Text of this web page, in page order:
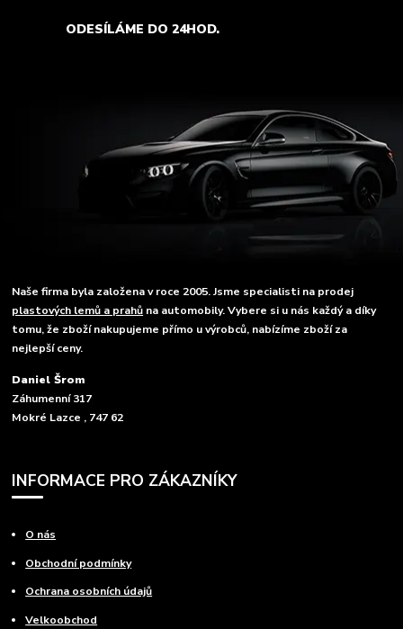
ODESÍLÁME DO 24HOD.
Naše firma byla založena v roce 2005. Jsme specialisti na prodej
plastových lemů a prahů na automobily. Vybere si u nás každý a díky
tomu, že zboží nakupujeme přímo u výrobců, nabízíme zboží za
nejlepší ceny.
Daniel Šrom
Záhumenní 317
Mokré Lazce , 747 62
INFORMACE PRO ZÁKAZNÍKY
O nás
Obchodní podmínky
Ochrana osobních údajů
Velkoobchod